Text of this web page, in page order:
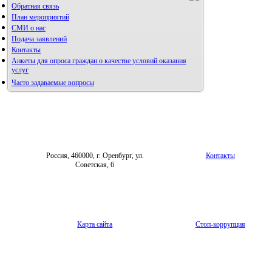
Фотогалерея
Обратная связь
План мероприятий
СМИ о нас
Подача заявлений
Контакты
Анкеты для опроса граждан о качестве условий оказания
услуг
Часто задаваемые вопросы
Россия, 460000, г. Оренбург, ул.
Советская, 6
Контакты
Карта сайта Стоп-коррупция